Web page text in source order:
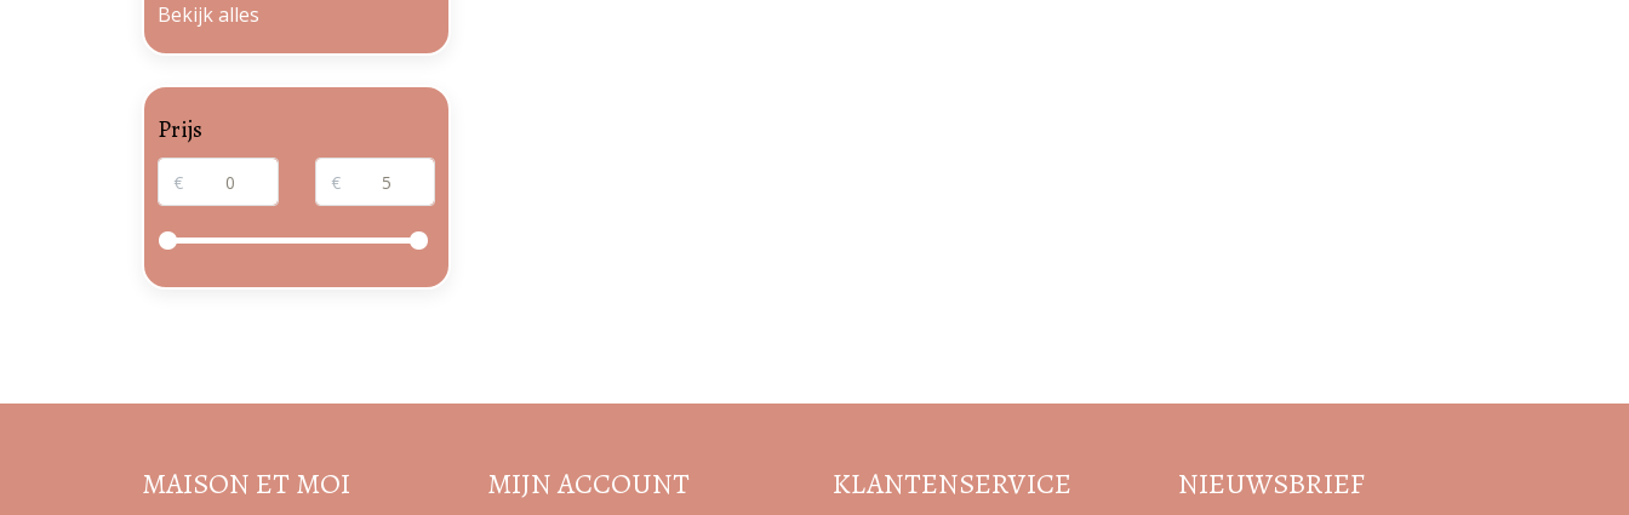
Bekijk alles
Prijs
€ €
Volg de nieuwste trends en acties
MAISON ET MOI MIJN ACCOUNT KLANTENSERVICE NIEUWSBRIEF